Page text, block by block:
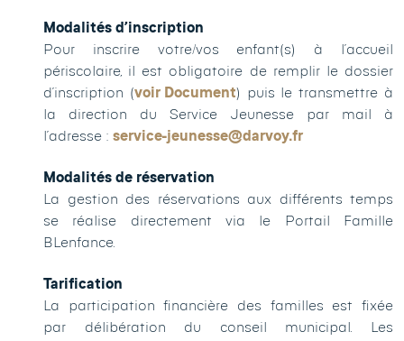
Modalités d’inscription
Pour inscrire votre/vos enfant(s) à l’accueil
périscolaire, il est obligatoire de remplir le dossier
d’inscription (voir Document) puis le transmettre à
la direction du Service Jeunesse par mail à
l’adresse : service-jeunesse@darvoy.fr
Modalités de réservation
La gestion des réservations aux différents temps
se réalise directement via le Portail Famille
BLenfance.
Tarification
La participation financière des familles est fixée
par délibération du conseil municipal. Les